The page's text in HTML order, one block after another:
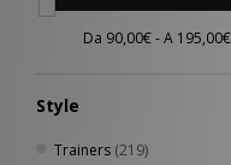
Style
Trainers (219)